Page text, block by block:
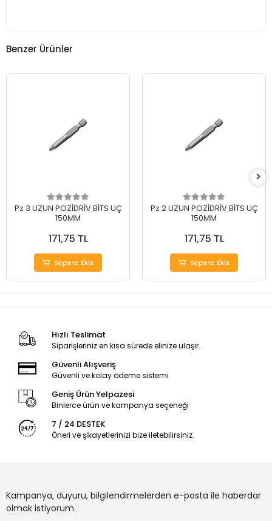
Benzer Ürünler
Pz 3 UZUN POZİDRİV BİTS UÇ
150MM
171,75 TL
Sepete Ekle
Pz 2 UZUN POZİDRİV BİTS UÇ
150MM
171,75 TL
Sepete Ekle
Hızlı Teslimat
Siparişleriniz en kısa sürede elinize ulaşır.
Güvenli Alışveriş
Güvenli ve kolay ödeme sistemi
Geniş Ürün Yelpazesi
Binlerce ürün ve kampanya seçeneği
7 / 24 DESTEK
Öneri ve şikayetlerinizi bize iletebilirsiniz.
Kampanya, duyuru, bilgilendirmelerden e-posta ile haberdar
olmak istiyorum.